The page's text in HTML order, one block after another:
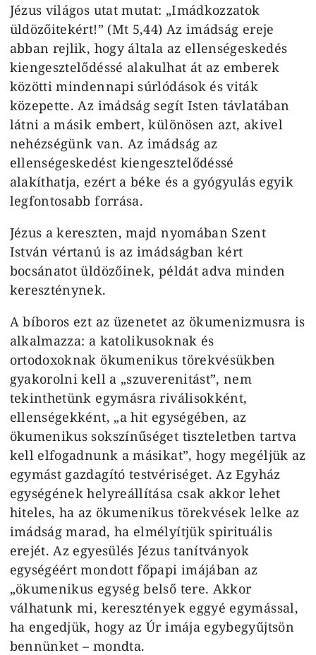
Jézus világos utat mutat: „Imádkozzatok
üldözőitekért!” (Mt 5,44) Az imádság ereje
abban rejlik, hogy általa az ellenségeskedés
kiengesztelődéssé alakulhat át az emberek
közötti mindennapi súrlódások és viták
közepette. Az imádság segít Isten távlatában
látni a másik embert, különösen azt, akivel
nehézségünk van. Az imádság az
ellenségeskedést kiengesztelődéssé
alakíthatja, ezért a béke és a gyógyulás egyik
legfontosabb forrása.
Jézus a kereszten, majd nyomában Szent
István vértanú is az imádságban kért
bocsánatot üldözőinek, példát adva minden
kereszténynek.
A bíboros ezt az üzenetet az ökumenizmusra is
alkalmazza: a katolikusoknak és
ortodoxoknak ökumenikus törekvésükben
gyakorolni kell a „szuverenitást”, nem
tekinthetünk egymásra riválisokként,
ellenségekként, „a hit egységében, az
ökumenikus sokszínűséget tiszteletben tartva
kell elfogadnunk a másikat”, hogy megéljük az
egymást gazdagító testvériséget. Az Egyház
egységének helyreállítása csak akkor lehet
hiteles, ha az ökumenikus törekvések lelke az
imádság marad, ha elmélyítjük spirituális
erejét. Az egyesülés Jézus tanítványok
egységéért mondott főpapi imájában az
„ökumenikus egység belső tere. Akkor
válhatunk mi, keresztények eggyé egymással,
ha engedjük, hogy az Úr imája egybegyűjtsön
bennünket – mondta.